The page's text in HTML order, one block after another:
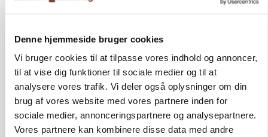
Denne hjemmeside bruger cookies
Vi bruger cookies til at tilpasse vores indhold og annoncer,
til at vise dig funktioner til sociale medier og til at
analysere vores trafik. Vi deler også oplysninger om din
brug af vores website med vores partnere inden for
sociale medier, annonceringspartnere og analysepartnere.
Vores partnere kan kombinere disse data med andre
BUSINESS
landbrugets ejerstruktur